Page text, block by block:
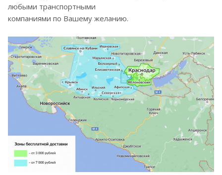
любыми транспортными
компаниями по Вашему желанию.